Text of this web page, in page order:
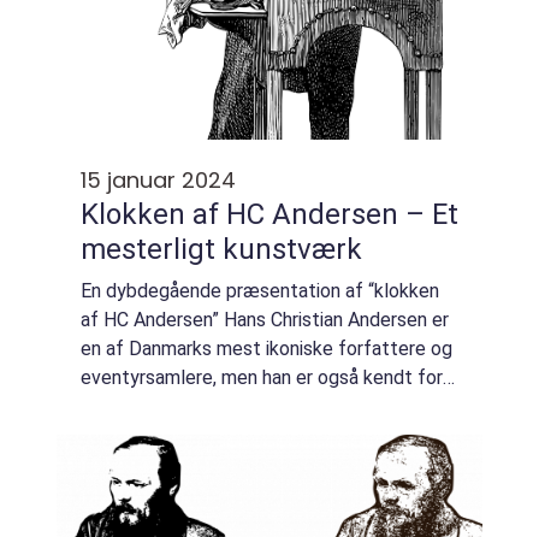
15 januar 2024
Klokken af HC Andersen – Et
mesterligt kunstværk
En dybdegående præsentation af “klokken
af HC Andersen” Hans Christian Andersen er
en af Danmarks mest ikoniske forfattere og
eventyrsamlere, men han er også kendt for
andet skulptur og maleri. Et ...